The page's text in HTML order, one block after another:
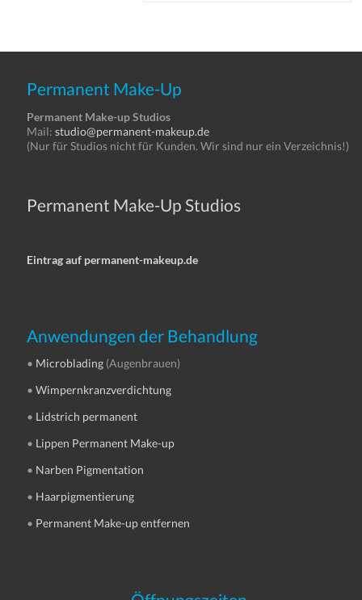
Permanent Make-Up
Permanent Make-up Studios
Mail:studio@permanent-makeup.de
(Nur für Studios nicht für Kunden. Wir sind nur ein Verzeichnis!)
Permanent Make-Up Studios
Eintrag auf permanent-makeup.de
Anwendungen der Behandlung
• Microblading (Augenbrauen)
•Wimpernkranzverdichtung
• Lidstrich permanent
• Lippen Permanent Make-up
• Narben Pigmentation
• Haarpigmentierung
• Permanent Make-up entfernen